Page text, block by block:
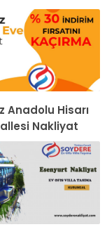
Anadolu Hisarı
Nakliyat